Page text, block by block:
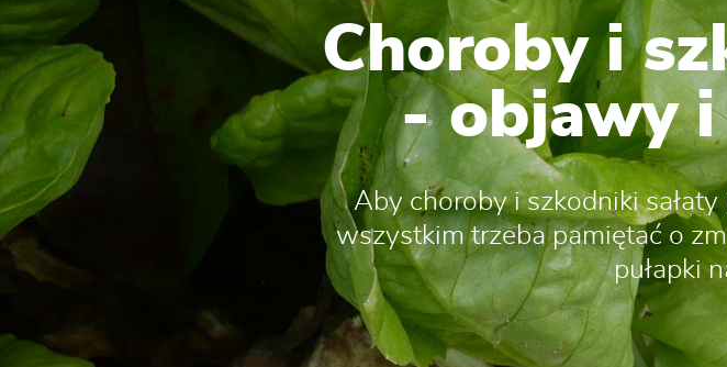
Choroby i
- objawy i
Aby choroby i szkodniki
wszystkim trzeba pamiętać o
pułapki